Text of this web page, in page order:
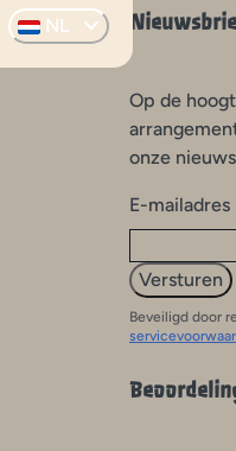
Op de
onze
E-mailadres
Versturen
Beveiligd door
NL